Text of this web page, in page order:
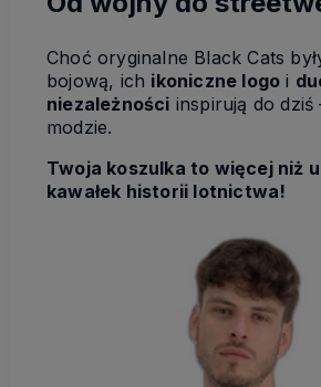
Choć oryginalne Black Cats
bojową, ich ikoniczne logo i
niezależności inspirują do dziś
modzie.
Twoja koszulka to więcej niż
kawałek historii lotnictwa!